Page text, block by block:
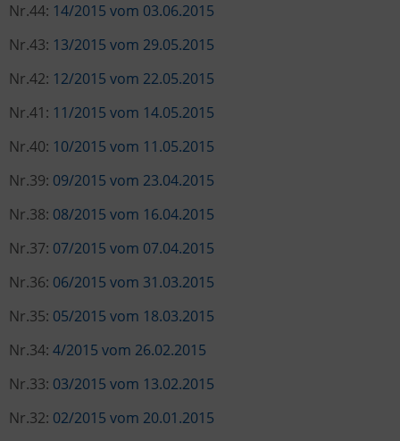
Nr.44: 14/2015 vom 03.06.2015
Nr.43: 13/2015 vom 29.05.2015
Nr.42: 12/2015 vom 22.05.2015
Nr.41: 11/2015 vom 14.05.2015
Nr.40: 10/2015 vom 11.05.2015
Nr.39: 09/2015 vom 23.04.2015
Nr.38: 08/2015 vom 16.04.2015
Nr.37: 07/2015 vom 07.04.2015
Nr.36: 06/2015 vom 31.03.2015
Nr.35: 05/2015 vom 18.03.2015
Nr.34: 4/2015 vom 26.02.2015
Nr.33: 03/2015 vom 13.02.2015
Nr.32: 02/2015 vom 20.01.2015